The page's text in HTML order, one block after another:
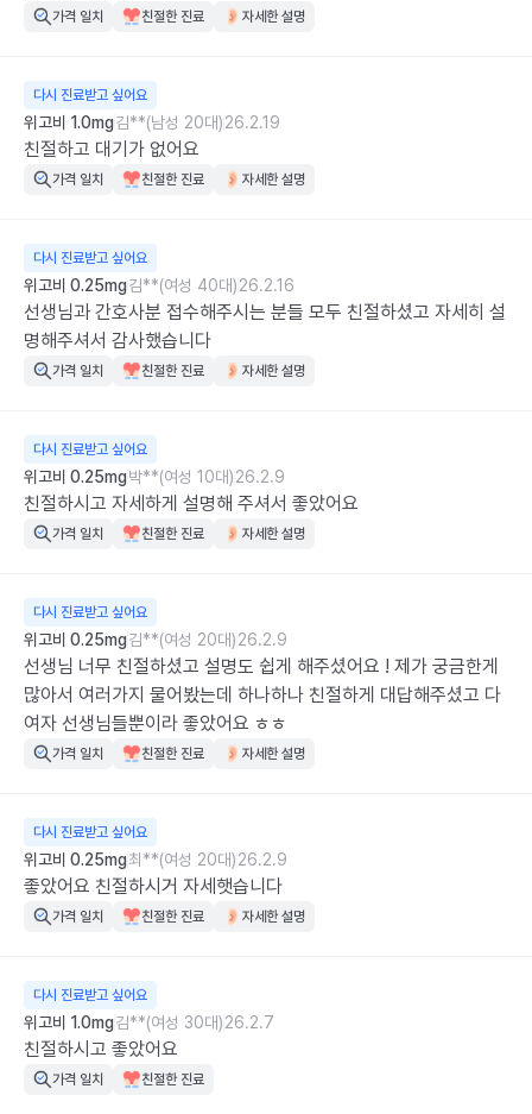
가격 일치 친절한 진료 자세한 설명
다시 진료받고 싶어요
위고비 1.0mg김**(남성 20대)26.2.19
친절하고 대기가 없어요
가격 일치 친절한 진료 자세한 설명
다시 진료받고 싶어요
위고비 0.25mg김**(여성 40대)26.2.16
선생님과 간호사분 접수해주시는 분들 모두 친절하셨고 자세히 설
명해주셔서 감사했습니다
가격 일치 친절한 진료 자세한 설명
다시 진료받고 싶어요
위고비 0.25mg박**(여성 10대)26.2.9
친절하시고 자세하게 설명해 주셔서 좋았어요
가격 일치 친절한 진료 자세한 설명
다시 진료받고 싶어요
위고비 0.25mg김**(여성 20대)26.2.9
선생님 너무 친절하셨고 설명도 쉽게 해주셨어요 ! 제가 궁금한게
많아서 여러가지 물어봤는데 하나하나 친절하게 대답해주셨고 다
여자 선생님들뿐이라 좋았어요 ㅎㅎ
가격 일치 친절한 진료 자세한 설명
다시 진료받고 싶어요
위고비 0.25mg최**(여성 20대)26.2.9
좋았어요 친절하시거 자세햇습니다
가격 일치 친절한 진료 자세한 설명
다시 진료받고 싶어요
위고비 1.0mg김**(여성 30대)26.2.7
친절하시고 좋았어요
가격 일치 친절한 진료